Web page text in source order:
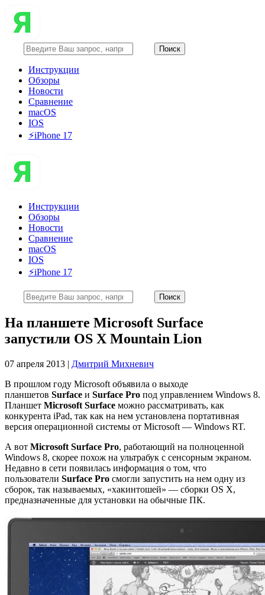
Инструкции
Обзоры
Новости
Сравнение
macOS
IOS
⚡️iPhone 17
Инструкции
Обзоры
Новости
Сравнение
macOS
IOS
⚡️iPhone 17
На планшете Microsoft Surface
запустили OS X Mountain Lion
07 апреля 2013 | Дмитрий Михневич
В прошлом году Microsoft объявила о выходе
планшетов Surface и Surface Pro под управлением Windows 8.
Планшет Microsoft Surface можно рассматривать, как
конкурента iPad, так как на нем установлена портативная
версия операционной системы от Microsoft — Windows RT.
А вот Microsoft Surface Pro, работающий на полноценной
Windows 8, скорее похож на ультрабук с сенсорным экраном.
Недавно в сети появилась информация о том, что
пользователи Surface Pro смогли запустить на нем одну из
сборок, так называемых, «хакинтошей» — сборки OS X,
предназначенные для установки на обычные ПК.